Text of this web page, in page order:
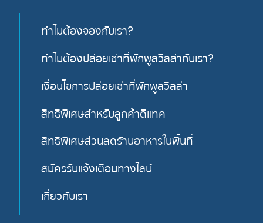
ทำไมต้องจองกับเรา?
ทำไมต้องปล่อยเช่าที่พักพูลวิลล่ากับเรา?
เงื่อนไขการปล่อยเช่าที่พักพูลวิลล่า
สิทธิพิเศษสำหรับลูกค้าดีแทค
สิทธิพิเศษส่วนลดรัานอาหารในพื้นที่
สมัครรับแจ้งเตือนทางไลน์
เกี่ยวกับเรา